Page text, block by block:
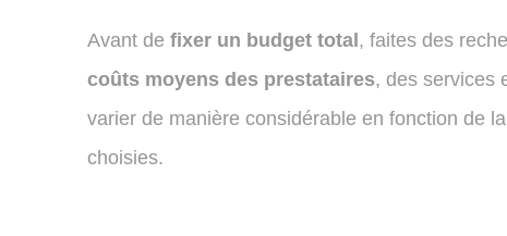
Avant de fixer un budget total , faites des
coûts moyens des prestataires, des services
varier de manière considérable en fonction de
choisies.